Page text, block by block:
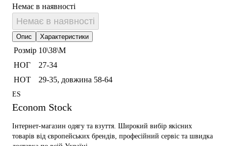
Немає в наявності
Немає в наявності
Опис Характеристики
Розмір 10\38\М
НОГ
27-34
НОТ
29-35, довжина 58-64
ES
Econom Stock
Інтернет-магазин одягу та взуття. Широкий вибір якісних
товарів від європейських брендів, професійний сервіс та швидка